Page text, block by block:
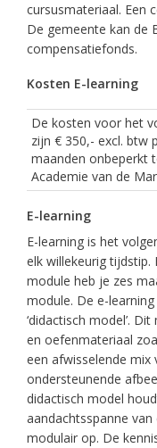
cursusmateriaal. Een
De gemeente kan de
compensatiefonds.
Kosten E-learning
De kosten voor het
zijn € 350,- excl. btw
maanden onbeperkt
Academie van de
E-learning
E-learning is het
elk willekeurig
module heb je zes
module. De e-
‘didactisch model’.
en oefenmateriaal
een afwisselende
ondersteunende
didactisch model
aandachtsspanne
modulair op. De